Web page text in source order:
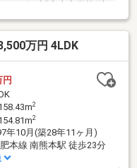
万円 4LDK
円
2
2
年10月(築28年11ヶ月)
肥本線 南熊本駅 徒歩23分